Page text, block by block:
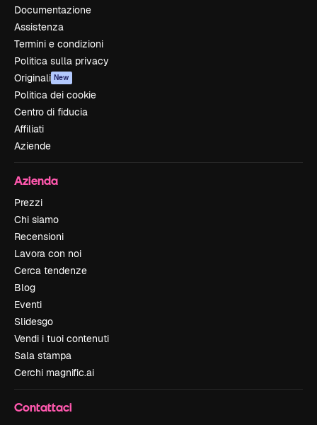
Documentazione
Assistenza
Termini e condizioni
Politica sulla privacy
Originali New
Politica dei cookie
Centro di fiducia
Affiliati
Aziende
Azienda
Prezzi
Chi siamo
Recensioni
Lavora con noi
Cerca tendenze
Blog
Eventi
Slidesgo
Vendi i tuoi contenuti
Sala stampa
Cerchi magnific.ai
Contattaci